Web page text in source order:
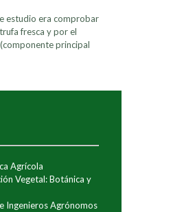
estudio era comprobar
fresca y por el
principal
Agrícola
Vegetal: Botánica y
Ingenieros Agrónomos